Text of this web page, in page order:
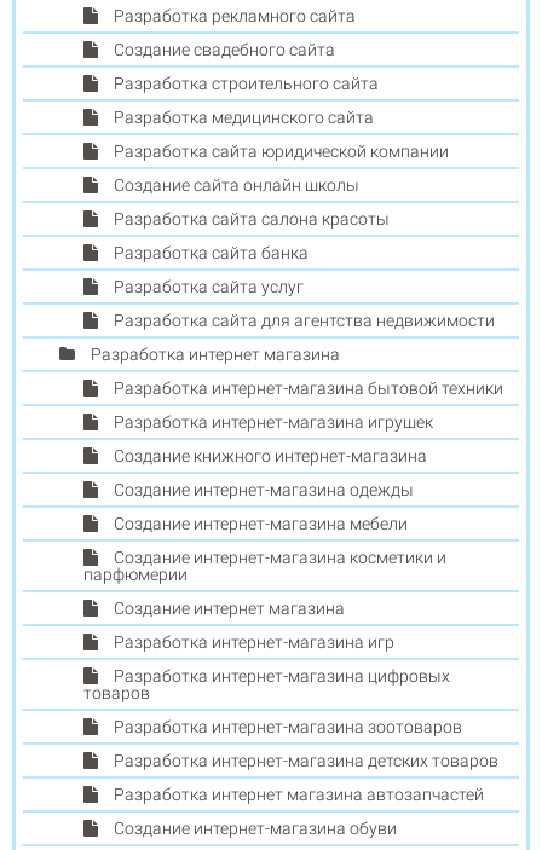
Разработка рекламного сайта
Создание свадебного сайта
Разработка строительного сайта
Разработка медицинского сайта
Разработка сайта юридической компании
Создание сайта онлайн школы
Разработка сайта салона красоты
Разработка сайта банка
Разработка сайта услуг
Разработка сайта для агентства недвижимости
Разработка интернет магазина
Разработка интернет-магазина бытовой техники
Разработка интернет-магазина игрушек
Создание книжного интернет-магазина
Создание интернет-магазина одежды
Создание интернет-магазина мебели
Создание интернет-магазина косметики и
парфюмерии
Создание интернет магазина
Разработка интернет-магазина игр
Разработка интернет-магазина цифровых
товаров
Разработка интернет-магазина зоотоваров
Разработка интернет-магазина детских товаров
Разработка интернет магазина автозапчастей
Создание интернет-магазина обуви